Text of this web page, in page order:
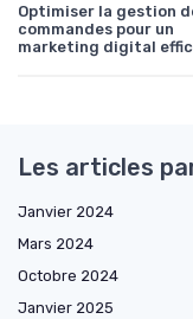
Optimiser la gestion
commandes pour un
marketing digital
Les articles
Janvier 2024
Mars 2024
Octobre 2024
Janvier 2025